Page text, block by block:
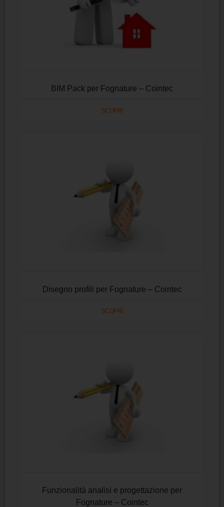
BIM Pack per Fognature – Cointec
SCOPRI
Disegno profili per Fognature – Cointec
SCOPRI
Funzionalità analisi e progettazione per
Fognature – Cointec